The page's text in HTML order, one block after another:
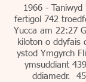
1966 -
fertigol 742
Yucca am 22:27
kiloton o ddyfais
ystod Ymgyrch
ymsuddiant
ddiamedr.